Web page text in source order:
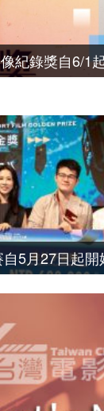
紀錄獎自6/1
攝或記錄有
5月27日起
金新台幣113